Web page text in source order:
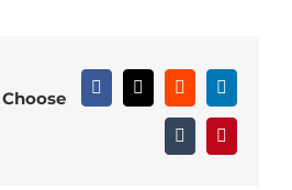
Facebook
X RedditLinkedIn
TumblrPinterest